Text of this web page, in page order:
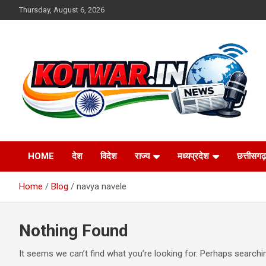
to
Thursday, August 6, 2026
kotwar.in
HOME देश विदेश राज्य मध्यप्रदेश छत्तीसगढ़
Home Blog navya navele
Nothing Found
It seems we can’t find what you’re looking for. Perhaps